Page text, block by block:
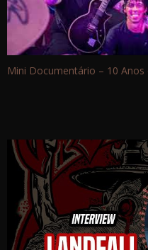
Mini Documentário – 10